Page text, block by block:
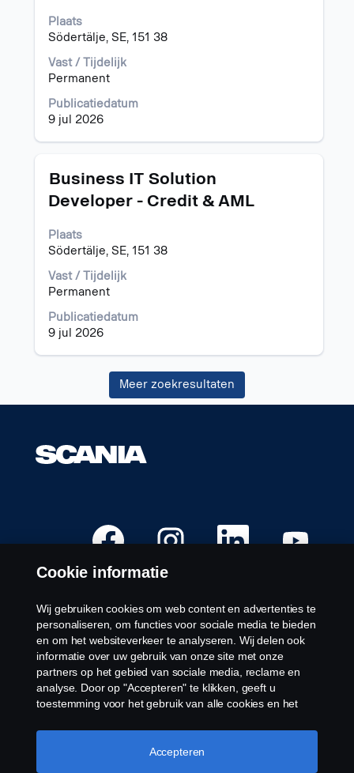
Plaats
Södertälje, SE, 151 38
Vast / Tijdelijk
Permanent
Publicatiedatum
9 jul 2026
de
volledige
inhoud
van
functiegegevens
weer
Titel
Business IT Solution
Developer - Credit & AML
Plaats
Södertälje, SE, 151 38
Vast / Tijdelijk
Permanent
Publicatiedatum
9 jul 2026
Selecteer
spatiebalk
de
volledige
inhoud
van
functiegegevens
weer
Meer zoekresultaten
p
e
e
n
n
i
e
u
w
t
a
b
p
e
t
i
e
n
n
i
e
u
t
a
a
d
O
e
e
n
n
i
e
u
w
t
a
e
e
n
n
i
e
u
a
Beschikbare posities
Carrière Locaties
Contacteer ons
Over Scania
Juridische kennisgeving
Privacyverklaring
Cookie informatie
Wij gebruiken cookies om web content en advertenties te
personaliseren, om functies voor sociale media te bieden
en om het websiteverkeer te analyseren. Wij delen ook
informatie over uw gebruik van onze site met onze
partners op het gebied van sociale media, reclame en
analyse. Door op "Accepteren" te klikken, geeft u
toestemming voor het gebruik van alle cookies en het
door op "Cookie Instellingen" te klikken en de
categorieën te selecteren die u wilt accepteren. Voor een
Accepteren